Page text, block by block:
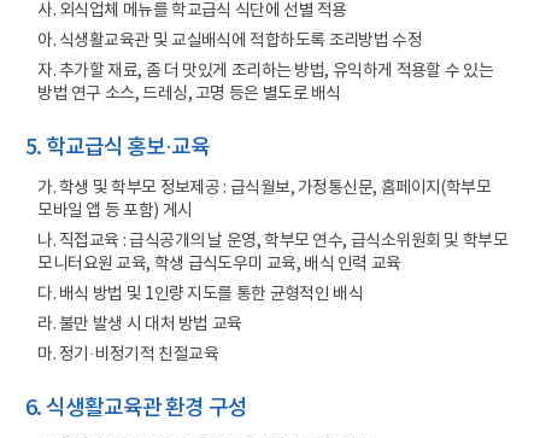
사. 외식업체 메뉴를 학교급식 식단에 선별 적용
아. 식생활교육관 및 교실배식에 적합하도록 조리방법 수정
자. 추가할 재료, 좀 더 맛있게 조리하는 방법, 유익하게 적용할 수 있는
방법 연구 소스, 드레싱, 고명 등은 별도로 배식
5. 학교급식 홍보·교육
가. 학생 및 학부모 정보제공 : 급식월보, 가정통신문, 홈페이지(학부모
모바일 앱 등 포함) 게시
나. 직접교육 : 급식공개의 날 운영, 학부모 연수, 급식소위원회 및 학부모
모니터요원 교육, 학생 급식도우미 교육, 배식 인력 교육
다. 배식 방법 및 1인량 지도를 통한 균형적인 배식
라. 불만 발생 시 대처 방법 교육
마. 정기·비정기적 친절교육
6. 식생활교육관 환경 구성